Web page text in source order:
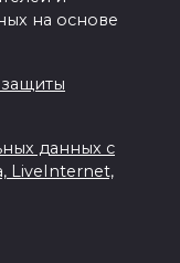
на основе
данных с
LiveInternet,